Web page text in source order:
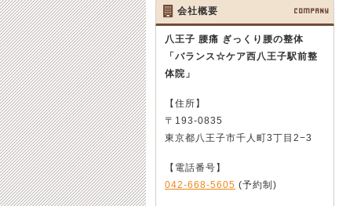
会社概要 COMPANY
八王子 腰痛 ぎっくり腰の整体
「バランス☆ケア西八王子駅前整
体院」
【住所】
〒193-0835
東京都八王子市千人町3丁目2−3
【電話番号】
042-668-5605 (予約制)